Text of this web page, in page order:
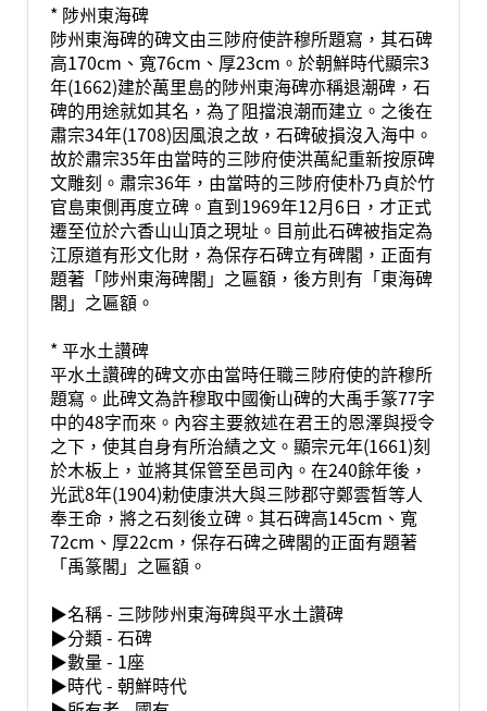
* 陟州東海碑
陟州東海碑的碑文由三陟府使許穆所題寫，其石碑
高170cm、寬76cm、厚23cm。於朝鮮時代顯宗3
年(1662)建於萬里島的陟州東海碑亦稱退潮碑，石
碑的用途就如其名，為了阻擋浪潮而建立。之後在
肅宗34年(1708)因風浪之故，石碑破損沒入海中。
故於肅宗35年由當時的三陟府使洪萬紀重新按原碑
文雕刻。肅宗36年，由當時的三陟府使朴乃貞於竹
官島東側再度立碑。直到1969年12月6日，才正式
遷至位於六香山山頂之現址。目前此石碑被指定為
江原道有形文化財，為保存石碑立有碑閣，正面有
題著「陟州東海碑閣」之匾額，後方則有「東海碑
閣」之匾額。
* 平水土讚碑
平水土讚碑的碑文亦由當時任職三陟府使的許穆所
題寫。此碑文為許穆取中國衡山碑的大禹手篆77字
中的48字而來。內容主要敘述在君王的恩澤與授令
之下，使其自身有所治績之文。顯宗元年(1661)刻
於木板上，並將其保管至邑司內。在240餘年後，
光武8年(1904)勅使康洪大與三陟郡守鄭雲晳等人
奉王命，將之石刻後立碑。其石碑高145cm、寬
72cm、厚22cm，保存石碑之碑閣的正面有題著
「禹篆閣」之匾額。
▶名稱 - 三陟陟州東海碑與平水土讚碑
▶分類 - 石碑
▶數量 - 1座
▶時代 - 朝鮮時代